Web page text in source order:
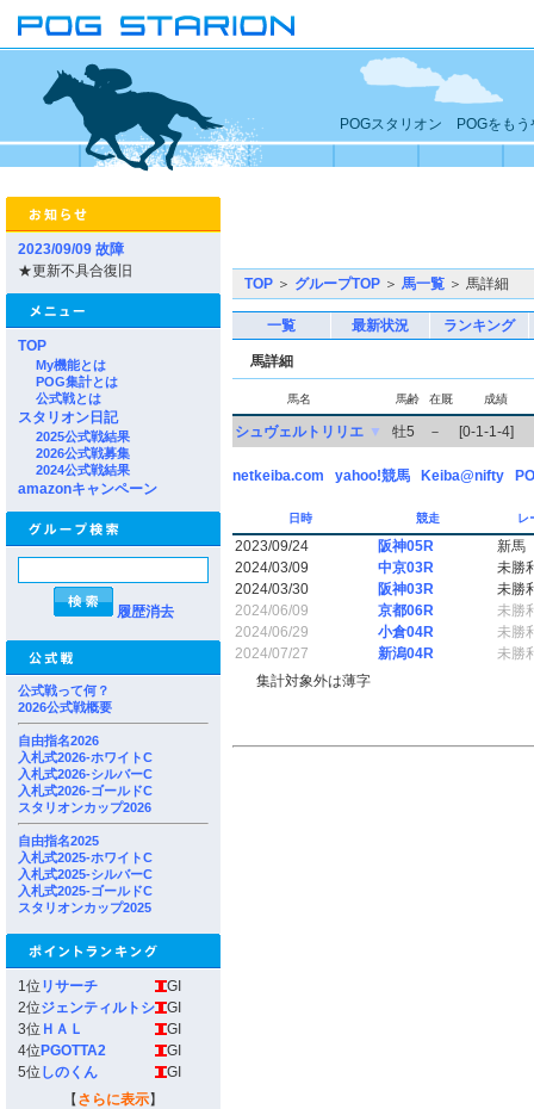
POGスタリオン POGをもう
2023/09/09 故障
★更新不具合復旧
TOP
My機能とは
POG集計とは
公式戦とは
スタリオン日記
2025公式戦結果
2026公式戦募集
2024公式戦結果
amazonキャンペーン
履歴消去
公式戦って何？
2026公式戦概要
自由指名2026
入札式2026-ホワイトC
入札式2026-シルバーC
入札式2026-ゴールドC
スタリオンカップ2026
自由指名2025
入札式2025-ホワイトC
入札式2025-シルバーC
入札式2025-ゴールドC
スタリオンカップ2025
1位 リサーチ
GI
2位ジェンティルトシ
GI
3位 ＨＡＬ
GI
4位 PGOTTA2
GI
5位 しのくん
GI
【 さらに表示】
TOP ＞ グループTOP ＞ 馬一覧 ＞ 馬詳細
一覧 最新状況 ランキング
馬詳細
馬名 馬齢 在厩 成績
シュヴェルトリリエ ▼ 牡5 － [0-1-1-4]
netkeiba.com yahoo!競馬 Keiba@nifty
日時 競走 レ
2023/09/24 阪神05R
新馬
2024/03/09
中京03R
未勝
2024/03/30
阪神03R
未勝
2024/06/09
京都06R
未勝
2024/06/29
小倉04R
未勝
2024/07/27
新潟04R
未勝
集計対象外は薄字